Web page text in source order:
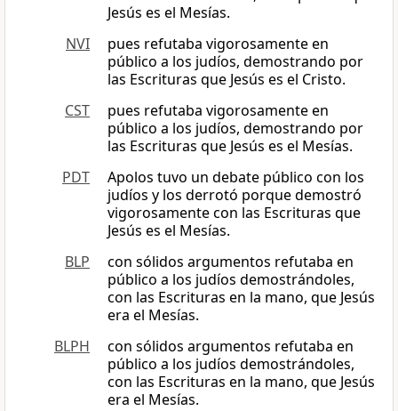
Jesús es el Mesías.
NVI
pues refutaba vigorosamente en
público a los judíos, demostrando por
las Escrituras que Jesús es el Cristo.
CST
pues refutaba vigorosamente en
público a los judíos, demostrando por
las Escrituras que Jesús es el Mesías.
PDT
Apolos tuvo un debate público con los
judíos y los derrotó porque demostró
vigorosamente con las Escrituras que
Jesús es el Mesías.
BLP
con sólidos argumentos refutaba en
público a los judíos demostrándoles,
con las Escrituras en la mano, que Jesús
era el Mesías.
BLPH
con sólidos argumentos refutaba en
público a los judíos demostrándoles,
con las Escrituras en la mano, que Jesús
era el Mesías.